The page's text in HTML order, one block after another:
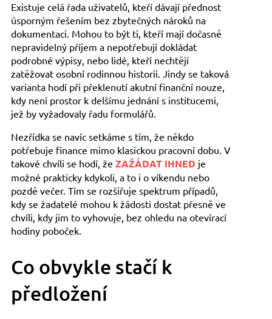
Existuje celá řada uživatelů, kteří dávají přednost
úsporným řešením bez zbytečných nároků na
dokumentaci. Mohou to být ti, kteří mají dočasně
nepravidelný příjem a nepotřebují dokládat
podrobné výpisy, nebo lidé, kteří nechtějí
zatěžovat osobní rodinnou historii. Jindy se taková
varianta hodí při překlenutí akutní finanční nouze,
kdy není prostor k delšímu jednání s institucemi,
jež by vyžadovaly řadu formulářů.
Nezřídka se navíc setkáme s tím, že někdo
potřebuje finance mimo klasickou pracovní dobu. V
takové chvíli se hodí, že ZAŽÁDAT IHNED je
možné prakticky kdykoli, a to i o víkendu nebo
pozdě večer. Tím se rozšiřuje spektrum případů,
kdy se žadatelé mohou k žádosti dostat přesně ve
chvíli, kdy jim to vyhovuje, bez ohledu na otevírací
hodiny poboček.
Co obvykle stačí k
předložení